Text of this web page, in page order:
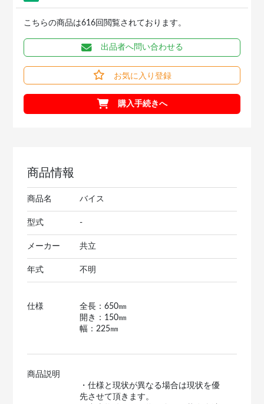
こちらの商品は616回閲覧されております。
出品者へ問い合わせる
お気に入り登録
購入手続きへ
商品情報
商品名 バイス
型式 -
メーカー 共立
年式 不明
仕様
全長：650㎜
開き：150㎜
幅：225㎜
商品説明
・仕様と現状が異なる場合は現状を優
先させて頂きます。